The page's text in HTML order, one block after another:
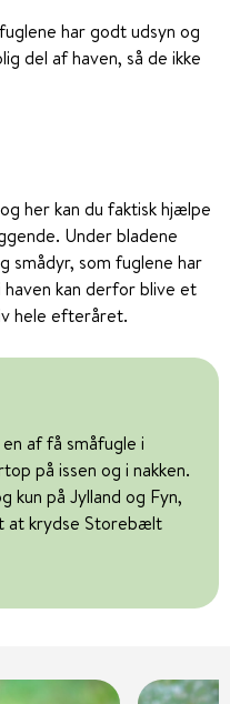
har godt udsyn og
del af haven, så de ikke
her kan du faktisk hjælpe
Under bladene
smådyr, som fuglene har
haven kan derfor blive et
hele efteråret.
af få småfugle i
på issen og i nakken.
kun på Jylland og Fyn,
at krydse Storebælt